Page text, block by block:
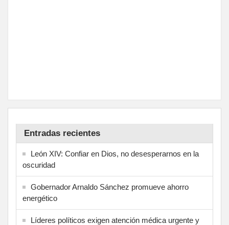
Entradas recientes
León XIV: Confiar en Dios, no desesperarnos en la
oscuridad
Gobernador Arnaldo Sánchez promueve ahorro
energético
Líderes políticos exigen atención médica urgente y